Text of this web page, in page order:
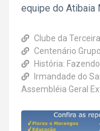
equipe do Atibaia
Clube da
Centenário
História:
Irmandade do
Assembléia Geral